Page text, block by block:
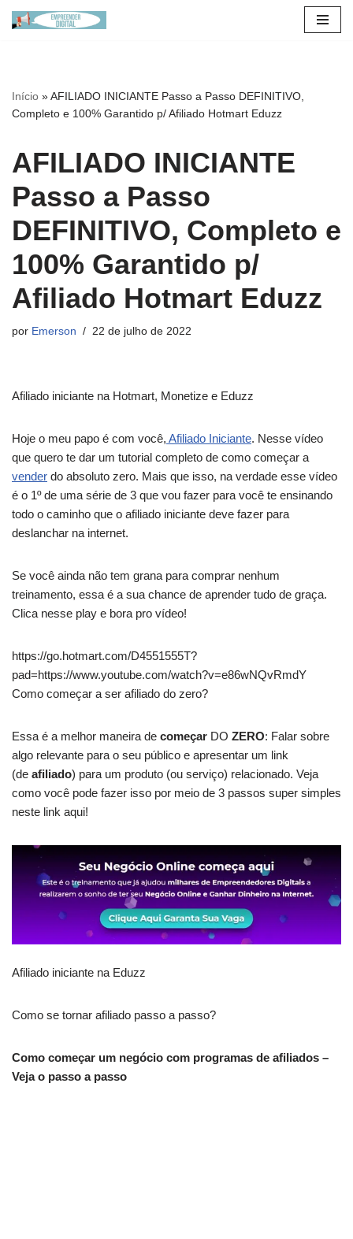
conteúdo
Início »AFILIADO INICIANTE Passo a Passo DEFINITIVO,
Completo e 100% Garantido p/ Afiliado Hotmart Eduzz
AFILIADO INICIANTE
Passo a Passo
DEFINITIVO, Completo e
100% Garantido p/
Afiliado Hotmart Eduzz
por Emerson 22 de julho de 2022
Afiliado iniciante na Hotmart, Monetize e Eduzz
Hoje o meu papo é com você, Afiliado Iniciante. Nesse vídeo
que quero te dar um tutorial completo de como começar a
vender do absoluto zero. Mais que isso, na verdade esse vídeo
é o 1º de uma série de 3 que vou fazer para você te ensinando
todo o caminho que o afiliado iniciante deve fazer para
deslanchar na internet.
Se você ainda não tem grana para comprar nenhum
treinamento, essa é a sua chance de aprender tudo de graça.
Clica nesse play e bora pro vídeo!
https://go.hotmart.com/D4551555T?
pad=https://www.youtube.com/watch?v=e86wNQvRmdY
Como começar a ser afiliado do zero?
Essa é a melhor maneira de começar DO ZERO: Falar sobre
algo relevante para o seu público e apresentar um link
(de afiliado) para um produto (ou serviço) relacionado. Veja
como você pode fazer isso por meio de 3 passos super simples
neste link aqui!
Afiliado iniciante na Eduzz
Como se tornar afiliado passo a passo?
Como começar um negócio com programas de afiliados –
Veja o passo a passo